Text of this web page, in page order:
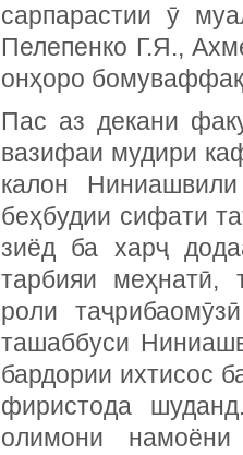
сарпарастии ӯ
Пелепенко Г.Я.,
онҳоро
Пас аз декани
вазифаи мудири
калон
беҳбудии сифати
зиёд ба харҷ
тарбияи меҳнатӣ,
роли
ташаббуси
бардории ихтисос
фиристода
олимони